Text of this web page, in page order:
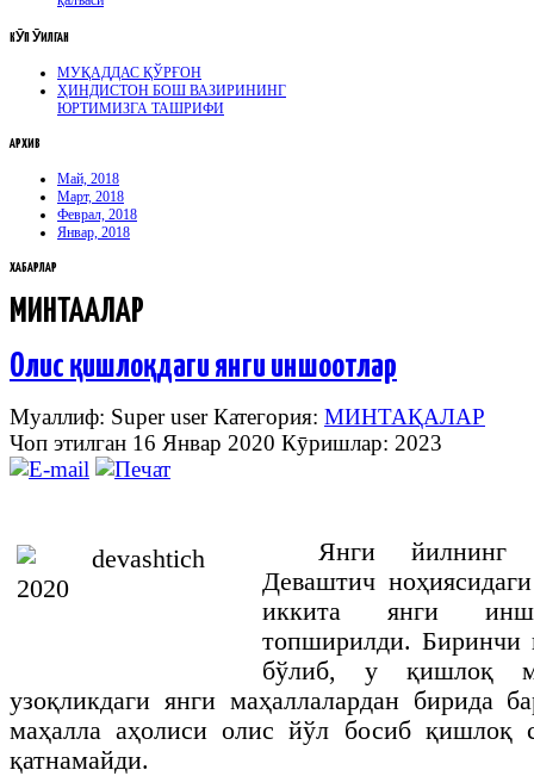
КӮП ӮҚИЛГАН
МУҚАДДАС ҚЎРҒОН
ҲИНДИСТОН БОШ ВАЗИРИНИНГ
ЮРТИМИЗГА ТАШРИФИ
АРХИВ
Май, 2018
Март, 2018
Феврал, 2018
Январ, 2018
ХАБАРЛАР
МИНТАҚАЛАР
Олис қишлоқдаги янги иншоотлар
Муаллиф: Super userКатегория: МИНТАҚАЛАР
Чоп этилган 16 Январ 2020 Кӯришлар: 2023
Янги йилнинг
Деваштич
иккита янги
топширилди. Биринчи
бўлиб, у қишлоқ
узоқликдаги янги маҳаллалардан бирида
маҳалла аҳолиси олис йўл босиб қишлоқ
қатнамайди.